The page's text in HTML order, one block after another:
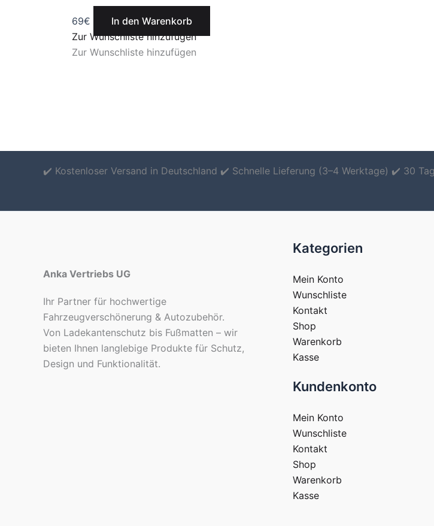
69€
In den Warenkorb
Zur Wunschliste hinzufügen
Zur Wunschliste hinzufügen
✔️ Kostenloser Versand in Deutschland ✔️ Schnelle Lieferung (3–4 Werktage) ✔️ 30
Anka Vertriebs UG
Ihr Partner für hochwertige
Fahrzeugverschönerung & Autozubehör.
Von Ladekantenschutz bis Fußmatten – wir
bieten Ihnen langlebige Produkte für Schutz,
Design und Funktionalität.
Kategorien
Mein Konto
Wunschliste
Kontakt
Shop
Warenkorb
Kasse
Kundenkonto
Mein Konto
Wunschliste
Kontakt
Shop
Warenkorb
Kasse